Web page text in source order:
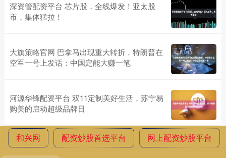
深资管配资平台 芯片股，全线爆发！亚太股
市，集体猛拉！
大旗策略官网 巴拿马出现重大转折，特朗普在
空军一号上发话：中国定能大赚一笔
河源华锋配资平台 双11定制美好生活，苏宁易
购美的启动超级品牌日
和兴网 配资炒股首选平台 网上配资炒股平台